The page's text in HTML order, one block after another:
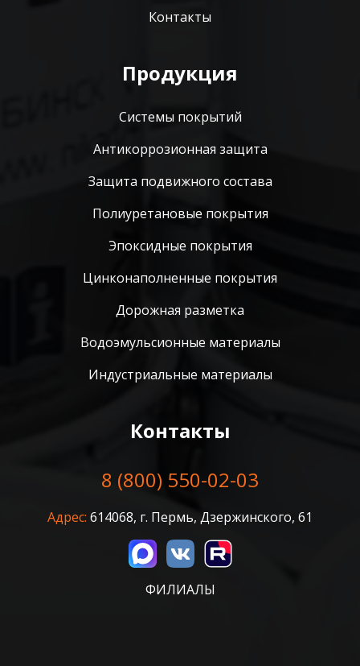
Контакты
Продукция
Системы покрытий
Антикоррозионная защита
Защита подвижного состава
Полиуретановые покрытия
Эпоксидные покрытия
Цинконаполненные покрытия
Дорожная разметка
Водоэмульсионные материалы
Индустриальные материалы
Контакты
8 (800) 550-02-03
Адрес: 614068, г. Пермь, Дзержинского, 61
ФИЛИАЛЫ